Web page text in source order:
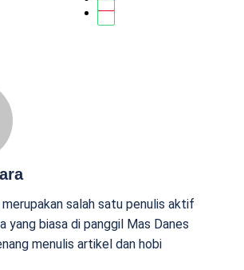
merupakan salah satu penulis aktif
yang biasa di panggil Mas Danes
menulis artikel dan hobi